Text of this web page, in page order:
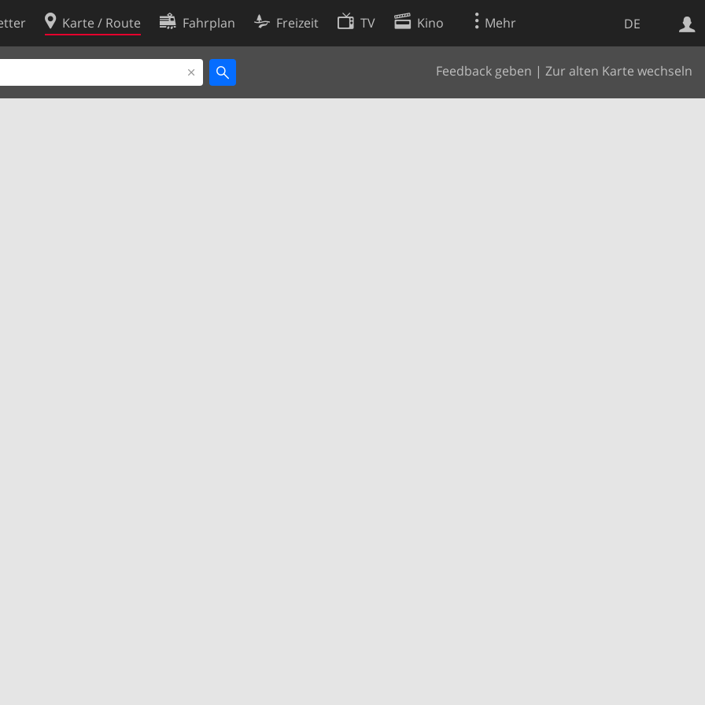
DE
Karte / Route Fahrplan Freizeit TV Kino Mehr
Feedback geben | Zur alten Karte wechseln
Websuche
Cookie-Richtlinie
Cookie-Einstellungen